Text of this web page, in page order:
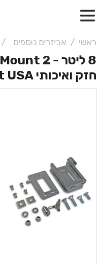
ראשי אביזרים נוספים
חזק ואיכותי Midnight Forest USA